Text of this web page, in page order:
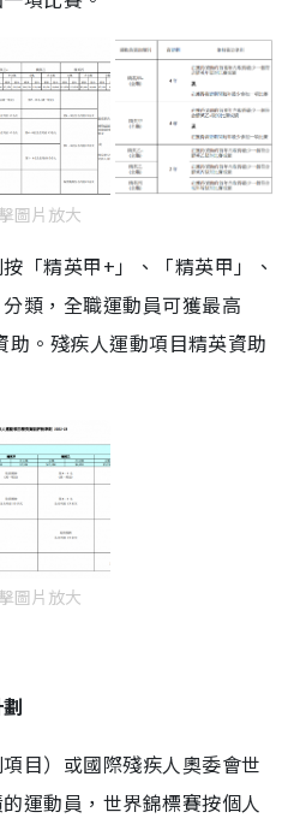
圖片放大
「精英甲+」、「精英甲」、
類，全職運動員可獲最高
。殘疾人運動項目精英資助
圖片放大
目）或國際殘疾人奧委會世
運動員，世界錦標賽按個人